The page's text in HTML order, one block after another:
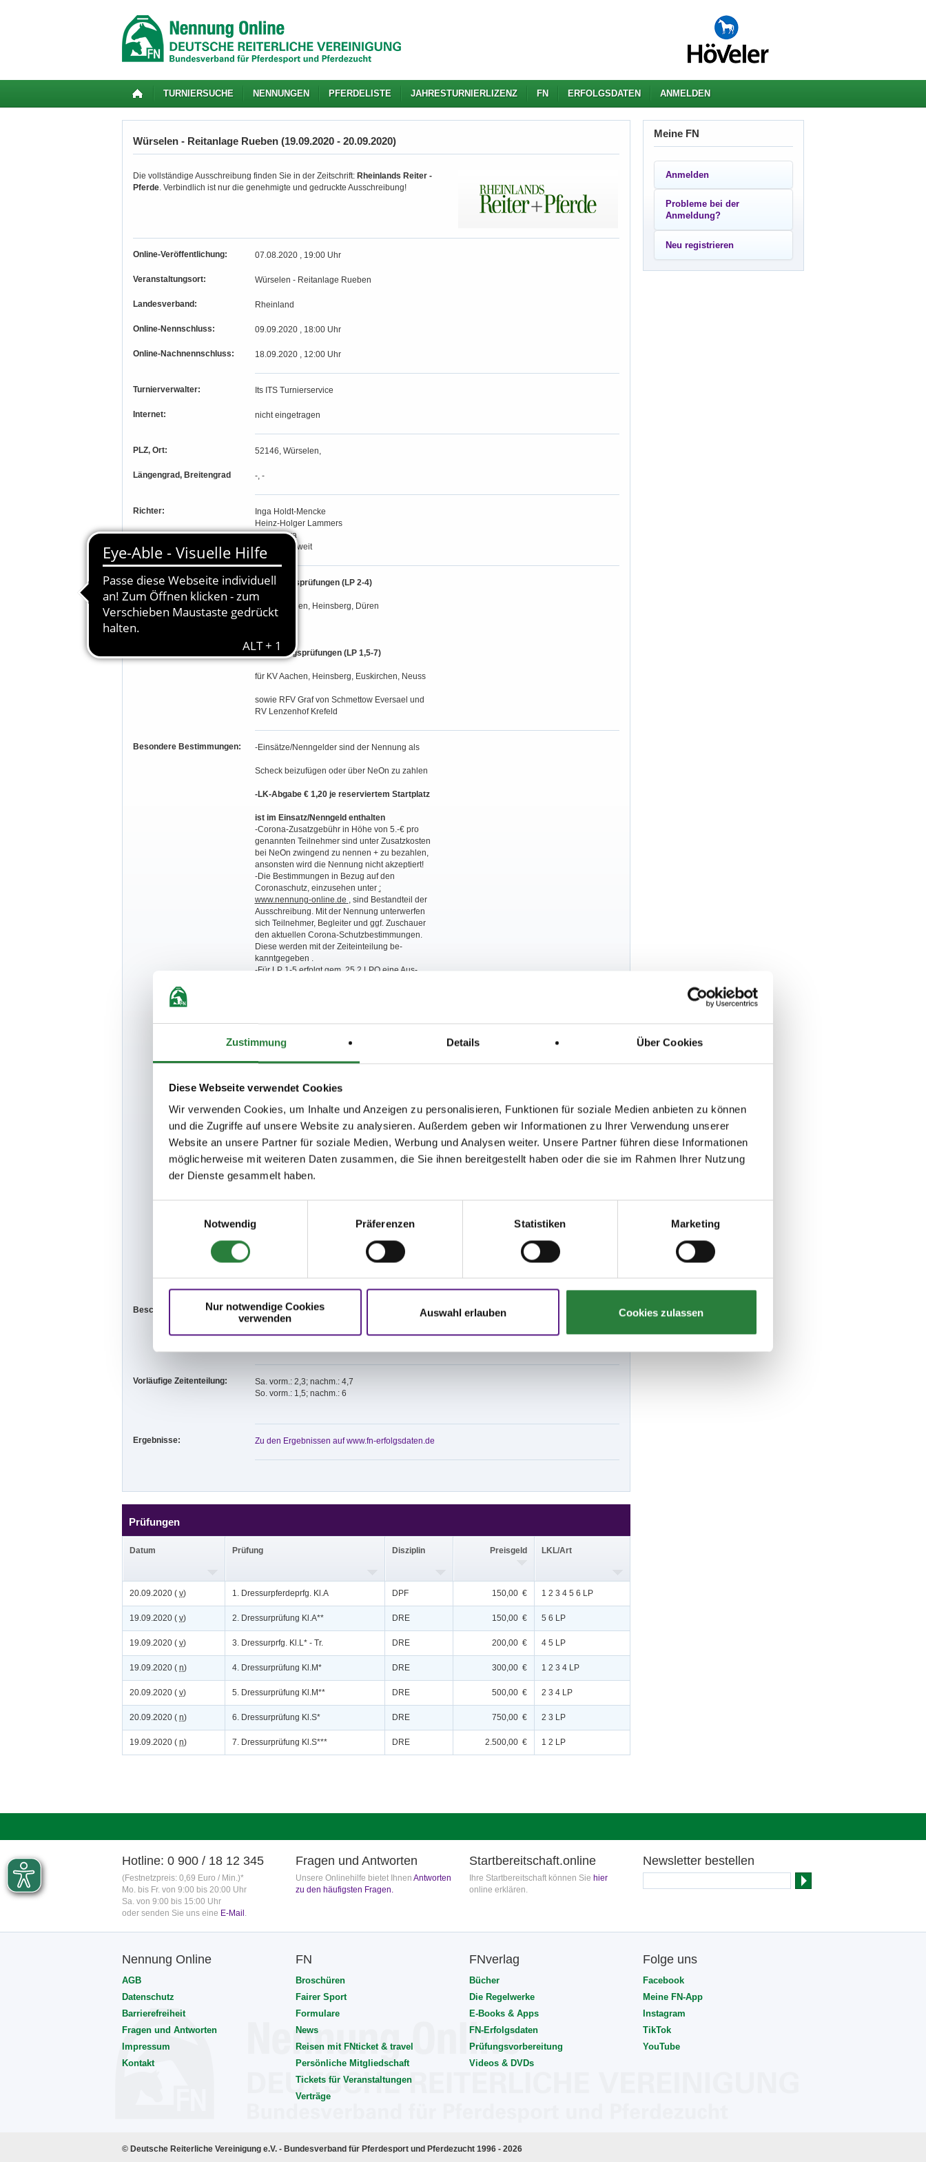
Zustimmung Details Über Cookies
Diese Webseite verwendet Cookies
Wir verwenden Cookies, um Inhalte und Anzeigen zu personalisieren, Funktionen für soziale Medien anbieten zu können
und die Zugriffe auf unsere Website zu analysieren. Außerdem geben wir Informationen zu Ihrer Verwendung unserer
Website an unsere Partner für soziale Medien, Werbung und Analysen weiter. Unsere Partner führen diese Informationen
möglicherweise mit weiteren Daten zusammen, die Sie ihnen bereitgestellt haben oder die sie im Rahmen Ihrer Nutzung
der Dienste gesammelt haben.
Notwendig
Präferenzen Statistiken Marketing
Nur notwendige Cookies
verwenden
Auswahl erlauben Cookies zulassen
TURNIERSUCHE NENNUNGEN PFERDELISTE JAHRESTURNIERLIZENZ FN ERFOLGSDATEN ANMELDEN
Würselen - Reitanlage Rueben (19.09.2020 - 20.09.2020)
Die vollständige Ausschreibung finden Sie in der Zeitschrift: Rheinlands Reiter -
Pferde. Verbindlich ist nur die genehmigte und gedruckte Ausschreibung!
Online-Veröffentlichung: 07.08.2020 , 19:00 Uhr
Veranstaltungsort: Würselen - Reitanlage Rueben
Landesverband: Rheinland
Online-Nennschluss: 09.09.2020 , 18:00 Uhr
Online-Nachnennschluss: 18.09.2020 , 12:00 Uhr
Turnierverwalter: Its ITS Turnierservice
Internet: nicht eingetragen
PLZ, Ort: 52146, Würselen,
Längengrad, Breitengrad -, -
Richter:
Inga Holdt-Mencke
Heinz-Holger Lammers
Leni Plewa
Rolf Radzuweit
Teilnahmeberechtigung: I. Leistungsprüfungen (LP 2-4)
für KV Aachen, Heinsberg, Düren
II. Leistungsprüfungen (LP 1,5-7)
für KV Aachen, Heinsberg, Euskirchen, Neuss
sowie RFV Graf von Schmettow Eversael und
RV Lenzenhof Krefeld
Besondere Bestimmungen: -Einsätze/Nenngelder sind der Nennung als
Scheck beizufügen oder über NeOn zu zahlen
-LK-Abgabe € 1,20 je reserviertem Startplatz
ist im Einsatz/Nenngeld enthalten
-Corona-Zusatzgebühr in Höhe von 5.-€ pro
genannten Teilnehmer sind unter Zusatzkosten
bei NeOn zwingend zu nennen + zu bezahlen,
ansonsten wird die Nennung nicht akzeptiert!
-Die Bestimmungen in Bezug auf den
Coronaschutz, einzusehen unter :
www.nennung-online.de , sind Bestandteil der
Ausschreibung. Mit der Nennung unterwerfen
sich Teilnehmer, Begleiter und ggf. Zuschauer
den aktuellen Corona-Schutzbestimmungen.
Diese werden mit der Zeiteinteilung be-
kanntgegeben .
-Für LP 1-5 erfolgt gem. 25.2 LPO eine Aus-
zahlung von Geldpreisen zu
-Ein Hufschmied ist nicht anwesend
-Es werden keine persönlichen Einladungen
-Der Veranstalter behält sich vor, die Prüfungen
bei schlechtem Wetter in die Halle zu verlegen
-Die ZE wird im Internet veröffentlicht unter:
und
Beschaffenheit der Plätze: Vorbereitungsplatz 20x55m Sand
Prüfungsplatz 20x60m Sand
Vorläufige Zeitenteilung:
Sa. vorm.: 2,3; nachm.: 4,7
So. vorm.: 1,5; nachm.: 6
Ergebnisse: Zu den Ergebnissen auf www.fn-erfolgsdaten.de
Prüfungen
Datum Prüfung Disziplin Preisgeld LKL/Art
20.09.2020 ( v) 1. Dressurpferdeprfg. Kl.A DPF 150,00 € 1 2 3 4 5 6 LP
19.09.2020 ( v) 2. Dressurprüfung Kl.A** DRE 150,00 € 5 6 LP
19.09.2020 ( v) 3. Dressurprfg. Kl.L* - Tr. DRE 200,00 € 4 5 LP
19.09.2020 ( n) 4. Dressurprüfung Kl.M* DRE 300,00 € 1 2 3 4 LP
20.09.2020 ( v) 5. Dressurprüfung Kl.M** DRE 500,00 € 2 3 4 LP
20.09.2020 ( n) 6. Dressurprüfung Kl.S* DRE 750,00 € 2 3 LP
19.09.2020 ( n) 7. Dressurprüfung Kl.S*** DRE 2.500,00 € 1 2 LP
Meine FN
Anmelden
Probleme bei der
Anmeldung?
Neu registrieren
Hotline: 0 900 / 18 12 345
(Festnetzpreis: 0,69 Euro / Min.)*
Mo. bis Fr. von 9:00 bis 20:00 Uhr
Sa. von 9:00 bis 15:00 Uhr
oder senden Sie uns eine E-Mail .
Fragen und Antworten
Unsere Onlinehilfe bietet Ihnen Antworten
zu den häufigsten Fragen.
Startbereitschaft.online
Ihre Startbereitschaft können Sie hier
online erklären.
Newsletter bestellen
Nennung Online
AGB
Datenschutz
Barrierefreiheit
Fragen und Antworten
Impressum
Kontakt
FN
Broschüren
Fairer Sport
Formulare
News
Reisen mit FNticket & travel
Persönliche Mitgliedschaft
Tickets für Veranstaltungen
Verträge
FNverlag
Bücher
Die Regelwerke
E-Books & Apps
FN-Erfolgsdaten
Prüfungsvorbereitung
Videos & DVDs
Folge uns
Facebook
Meine FN-App
Instagram
TikTok
YouTube
© Deutsche Reiterliche Vereinigung e.V. - Bundesverband für Pferdesport und Pferdezucht 1996 - 2026